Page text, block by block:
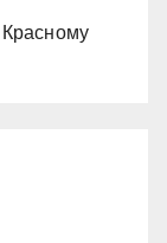
Красному